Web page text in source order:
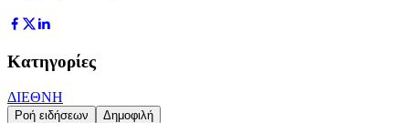
Κατηγορίες
ΔΙΕΘΝΗ
Ροή ειδήσεων Δημοφιλή